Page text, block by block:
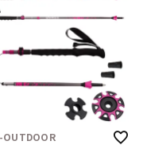
OUTDOOR